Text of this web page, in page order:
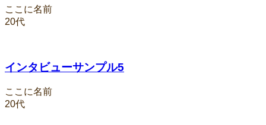
ここに名前
20代
インタビューサンプル5
ここに名前
20代